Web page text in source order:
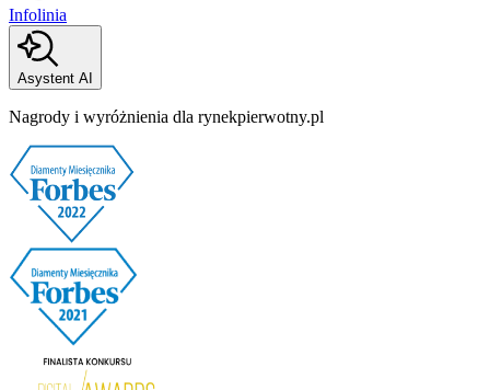
Infolinia
Asystent AI
Nagrody i wyróżnienia dla rynekpierwotny.pl